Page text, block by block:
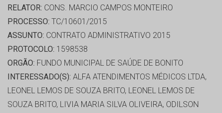
RELATOR: CONS. MARCIO CAMPOS MONTEIRO
PROCESSO: TC/10601/2015
ASSUNTO: CONTRATO ADMINISTRATIVO 2015
PROTOCOLO: 1598538
ORGÃO: FUNDO MUNICIPAL DE SAÚDE DE BONITO
INTERESSADO(S): ALFA ATENDIMENTOS MÉDICOS LTDA,
LEONEL LEMOS DE SOUZA BRITO, LEONEL LEMOS DE
SOUZA BRITO, LIVIA MARIA SILVA OLIVEIRA, ODILSON